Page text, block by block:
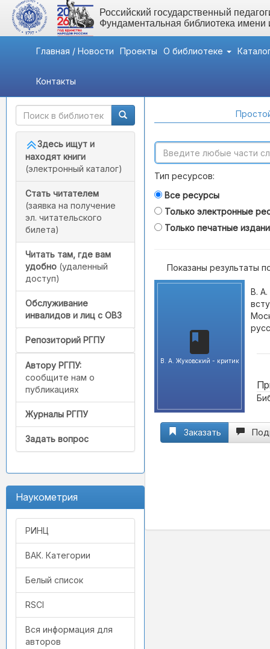
Российский государственный
Фундаментальная библиотека
Главная / Новости Проекты О библиотеке
Контакты
Быстрый доступ
Здесь ищут и
находят книги
(электронный каталог)
Стать читателем
(заявка на получение
эл. читательского
билета)
Читать там, где вам
удобно (удаленный
доступ)
Обслуживание
инвалидов и лиц с ОВЗ
Репозиторий РГПУ
Автору РГПУ:
сообщите нам о
публикациях
Журналы РГПУ
Задать вопрос
Наукометрия
РИНЦ
ВАК. Категории
Белый список
RSCI
Вся информация для
авторов
Тип ресурсов:
Все ресурсы
Только электронные
Только печатные
Показаны результаты
В. А. Жуковский - критик
В.
Заказать